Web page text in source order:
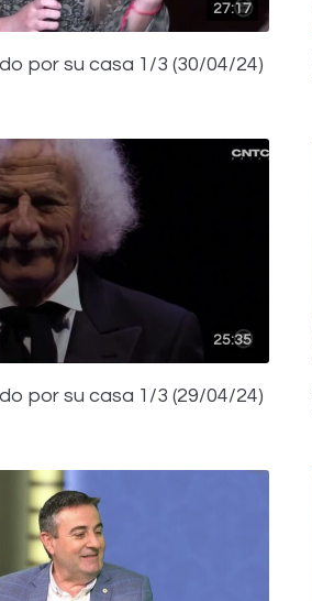
27:17
por su casa 1/3 (30/04/24)
25:35
por su casa 1/3 (29/04/24)